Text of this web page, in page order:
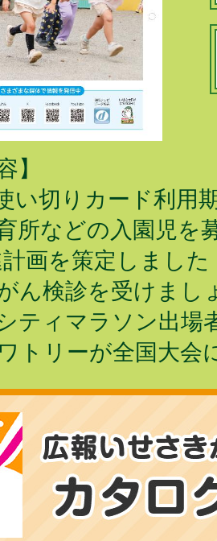
令和8年度スマホ
しました】
2026年08月15日
家族で木工カー作
】
い切りカード利用
所などの入園児を
計画を策定しました
ん検診を受けまし
ティマラソン出場
トリーが全国大会